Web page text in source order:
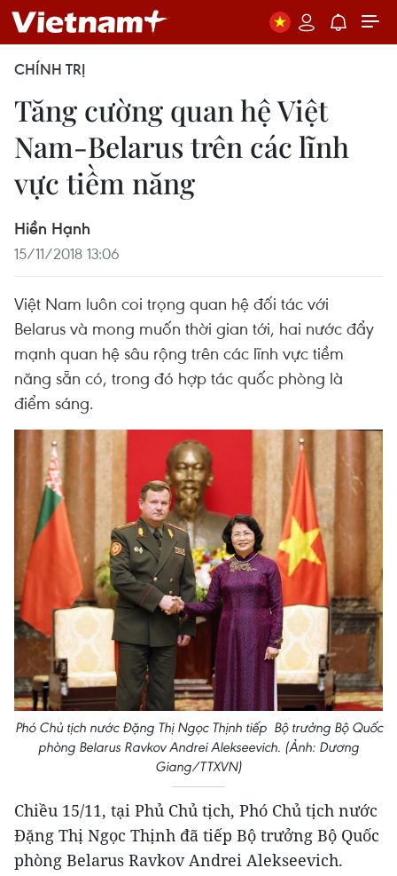
CHÍNH TRỊ
Tăng cường quan hệ Việt
Nam-Belarus trên các lĩnh
vực tiềm năng
Hiền Hạnh
15/11/2018 13:06
Việt Nam luôn coi trọng quan hệ đối tác với
Belarus và mong muốn thời gian tới, hai nước đẩy
mạnh quan hệ sâu rộng trên các lĩnh vực tiềm
năng sẵn có, trong đó hợp tác quốc phòng là
điểm sáng.
Phó Chủ tịch nước Đặng Thị Ngọc Thịnh tiếp Bộ trưởng Bộ Quốc
phòng Belarus Ravkov Andrei Alekseevich. (Ảnh: Dương
Giang/TTXVN)
Chiều 15/11, tại Phủ Chủ tịch, Phó Chủ tịch nước
Đặng Thị Ngọc Thịnh đã tiếp Bộ trưởng Bộ Quốc
phòng Belarus Ravkov Andrei Alekseevich.